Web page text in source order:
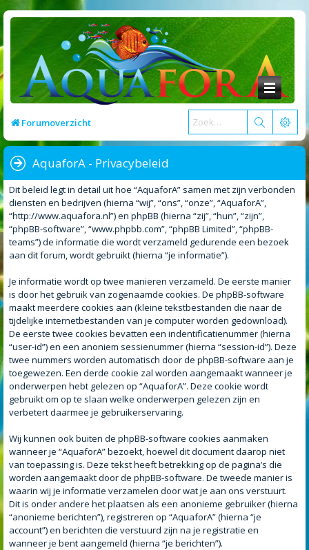
Forumoverzicht
AquaforA - Privacybeleid
Dit beleid legt in detail uit hoe “AquaforA” samen met zijn verbonden
diensten en bedrijven (hierna “wij”, “ons”, “onze”, “AquaforA”,
“http://www.aquafora.nl”) en phpBB (hierna “zij”, “hun”, “zijn”,
“phpBB-software”, “www.phpbb.com”, “phpBB Limited”, “phpBB-
teams”) de informatie die wordt verzameld gedurende een bezoek
aan dit forum, wordt gebruikt (hierna “je informatie”).
Je informatie wordt op twee manieren verzameld. De eerste manier
is door het gebruik van zogenaamde cookies. De phpBB-software
maakt meerdere cookies aan (kleine tekstbestanden die naar de
tijdelijke internetbestanden van je computer worden gedownload).
De eerste twee cookies bevatten een indentificatienummer (hierna
“user-id”) en een anoniem sessienummer (hierna “session-id”). Deze
twee nummers worden automatisch door de phpBB-software aan je
toegewezen. Een derde cookie zal worden aangemaakt wanneer je
onderwerpen hebt gelezen op “AquaforA”. Deze cookie wordt
gebruikt om op te slaan welke onderwerpen gelezen zijn en
verbetert daarmee je gebruikerservaring.
Wij kunnen ook buiten de phpBB-software cookies aanmaken
wanneer je “AquaforA” bezoekt, hoewel dit document daarop niet
van toepassing is. Deze tekst heeft betrekking op de pagina’s die
worden aangemaakt door de phpBB-software. De tweede manier is
waarin wij je informatie verzamelen door wat je aan ons verstuurt.
Dit is onder andere het plaatsen als een anonieme gebruiker (hierna
“anonieme berichten”), registreren op “AquaforA” (hierna “je
account”) en berichten die verstuurd zijn na je registratie en
wanneer je bent aangemeld (hierna “je berichten”).